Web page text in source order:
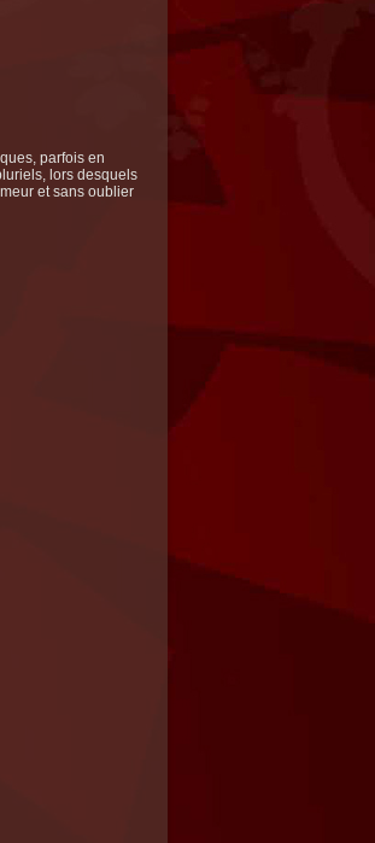
parfois en
lors desquels
et sans oublier